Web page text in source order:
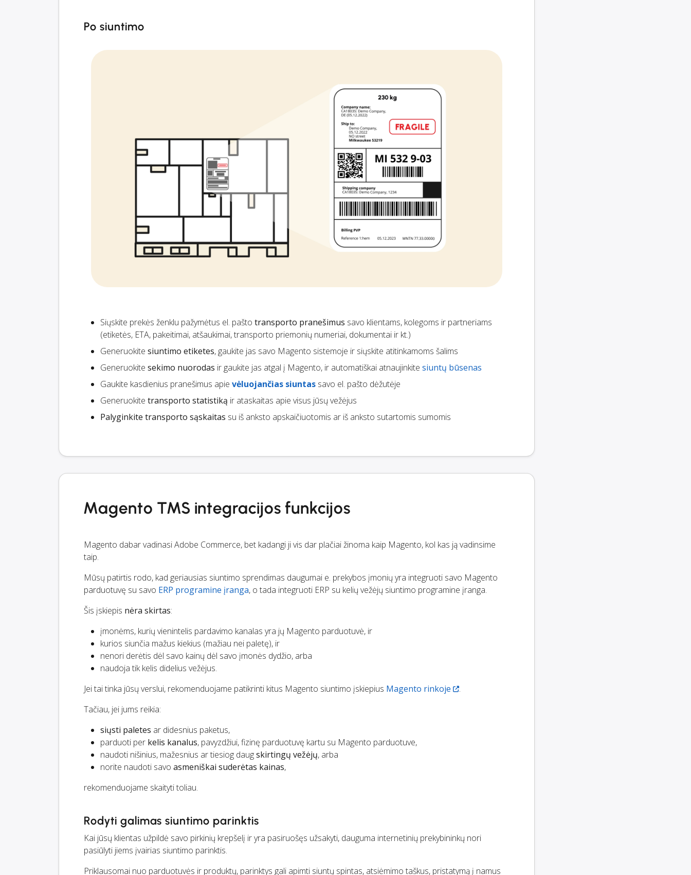
Po siuntimo
Siųskite prekės ženklu pažymėtus el. pašto transporto pranešimus savo klientams, kolegoms ir partneriams
(etiketės, ETA, pakeitimai, atšaukimai, transporto priemonių numeriai, dokumentai ir kt.)
Generuokite siuntimo etiketes, gaukite jas savo Magento sistemoje ir siųskite atitinkamoms šalims
Generuokite sekimo nuorodas ir gaukite jas atgal į Magento, ir automatiškai atnaujinkite siuntų būsenas
Gaukite kasdienius pranešimus apie vėluojančias siuntas savo el. pašto dėžutėje
Generuokite transporto statistiką ir ataskaitas apie visus jūsų vežėjus
Palyginkite transporto sąskaitas su iš anksto apskaičiuotomis ar iš anksto sutartomis sumomis
Magento TMS integracijos funkcijos
Magento dabar vadinasi Adobe Commerce, bet kadangi ji vis dar plačiai žinoma kaip Magento, kol kas ją vadinsime
taip.
Mūsų patirtis rodo, kad geriausias siuntimo sprendimas daugumai e. prekybos įmonių yra integruoti savo Magento
parduotuvę su savo ERP programine įranga, o tada integruoti ERP su kelių vežėjų siuntimo programine įranga.
Šis įskiepis nėra skirtas:
įmonėms, kurių vienintelis pardavimo kanalas yra jų Magento parduotuvė, ir
kurios siunčia mažus kiekius (mažiau nei paletę), ir
nenori derėtis dėl savo kainų dėl savo įmonės dydžio, arba
naudoja tik kelis didelius vežėjus.
Jei tai tinka jūsų verslui, rekomenduojame patikrinti kitus Magento siuntimo įskiepius Magento rinkoje
.
Tačiau, jei jums reikia:
siųsti paletes ar didesnius paketus,
parduoti per kelis kanalus, pavyzdžiui, fizinę parduotuvę kartu su Magento parduotuve,
naudoti nišinius, mažesnius ar tiesiog daugskirtingų vežėjų, arba
norite naudoti savo asmeniškai suderėtas kainas,
rekomenduojame skaityti toliau.
Rodyti galimas siuntimo parinktis
Kai jūsų klientas užpildė savo pirkinių krepšelį ir yra pasiruošęs užsakyti, dauguma internetinių prekybininkų nori
pasiūlyti jiems įvairias siuntimo parinktis.
Priklausomai nuo parduotuvės ir produktų, parinktys gali apimti siuntų spintas, atsiėmimo taškus, pristatymą į namus